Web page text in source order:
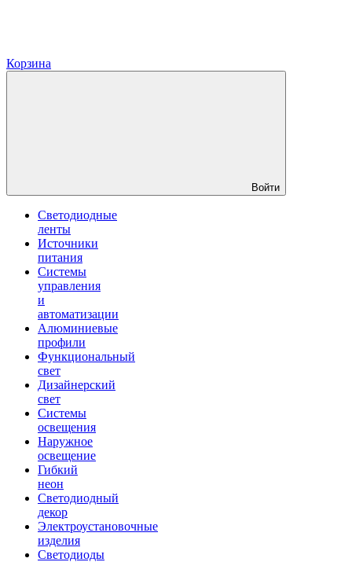
Корзина
Войти
Светодиодные
ленты
Источники
питания
Системы
управления
и
автоматизации
Алюминиевые
профили
Функциональный
свет
Дизайнерский
свет
Системы
освещения
Наружное
освещение
Гибкий
неон
Светодиодный
декор
Электроустановочные
изделия
Светодиоды